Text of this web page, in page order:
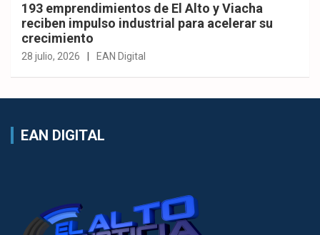
193 emprendimientos de El Alto y Viacha
reciben impulso industrial para acelerar su
crecimiento
28 julio, 2026 EAN Digital
EAN DIGITAL